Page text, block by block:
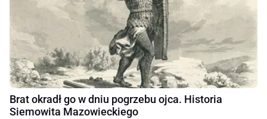
Brat okradł go w dniu pogrzebu ojca. Historia
Siemowita Mazowieckiego